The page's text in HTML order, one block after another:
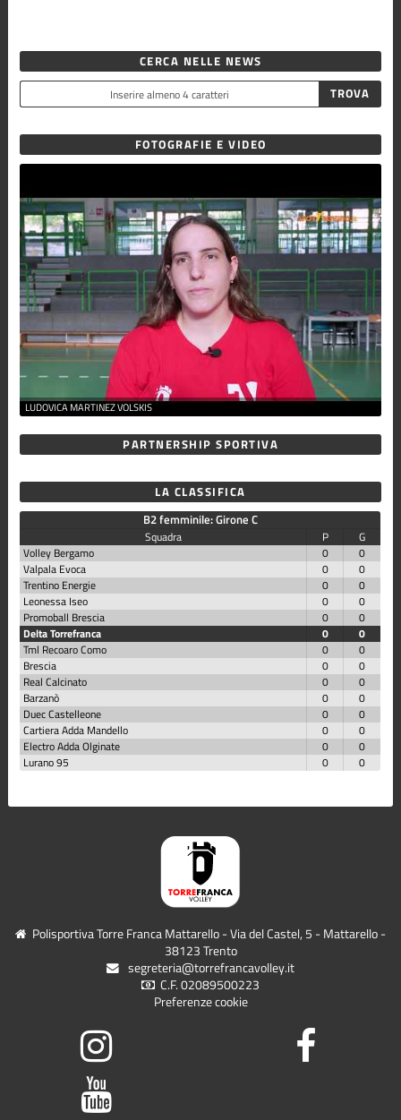
CERCA NELLE NEWS
FOTOGRAFIE E VIDEO
LUDOVICA MARTINEZ VOLSKIS
PARTNERSHIP SPORTIVA
LA CLASSIFICA
B2 femminile: Girone C
Squadra P
G
Volley Bergamo
0
0
Valpala Evoca
0
0
Trentino Energie
0
0
Leonessa Iseo
0
0
Promoball Brescia
0
0
Delta Torrefranca
0
0
Tml Recoaro Como
0
0
Brescia
0
0
Real Calcinato
0
0
Barzanò
0
0
Duec Castelleone
0
0
Cartiera Adda Mandello
0
0
Electro Adda Olginate
0
0
Lurano 95
0 0
Polisportiva Torre Franca Mattarello - Via del Castel, 5 - Mattarello -
38123 Trento
segreteria@torrefrancavolley.it
C.F. 02089500223
Preferenze cookie